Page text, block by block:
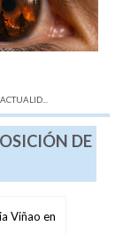
DE
Viñao en